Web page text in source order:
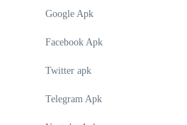
Google Apk
Facebook Apk
Twitter apk
Telegram Apk